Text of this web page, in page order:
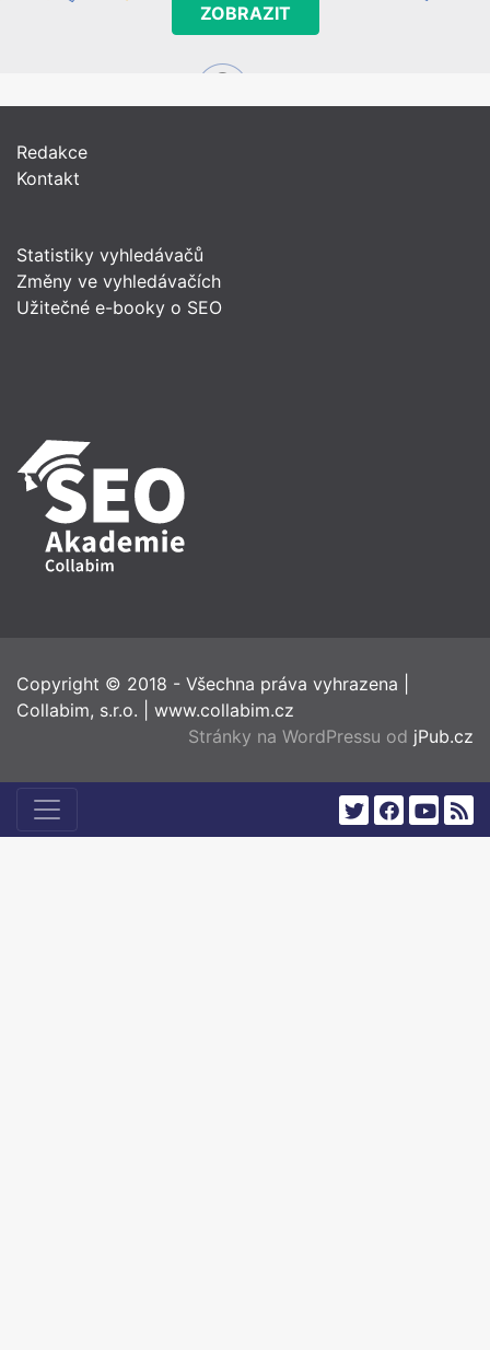
ZOBRAZIT
Redakce
Kontakt
Statistiky vyhledávačů
Změny ve vyhledávačích
Užitečné e-booky o SEO
Copyright © 2018 - Všechna práva vyhrazena
Collabim, s.r.o.
www.collabim.cz
Stránky na WordPressu od jPub.cz
twitterfacebook
youtube
rss